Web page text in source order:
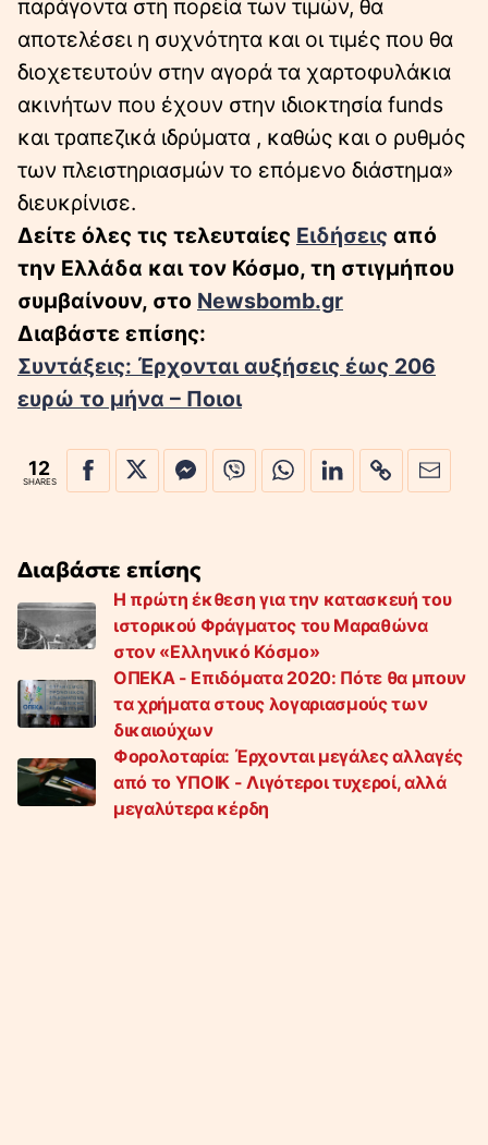
παράγοντα στη πορεία των τιμών, θα
αποτελέσει η συχνότητα και οι τιμές που θα
διοχετευτούν στην αγορά τα χαρτοφυλάκια
ακινήτων που έχουν στην ιδιοκτησία funds
και τραπεζικά ιδρύματα , καθώς και ο ρυθμός
των πλειστηριασμών το επόμενο διάστημα»
διευκρίνισε.
Δείτε όλες τις τελευταίες Ειδήσεις από
την Ελλάδα και τον Κόσμο, τη στιγμήπου
συμβαίνουν, στο Newsbomb.gr
Διαβάστε επίσης:
Συντάξεις: Έρχονται αυξήσεις έως 206
ευρώ το μήνα – Ποιοι
12
SHARES
Διαβάστε επίσης
Η πρώτη έκθεση για την κατασκευή του
ιστορικού Φράγματος του Μαραθώνα
στον «Ελληνικό Κόσμο»
ΟΠΕΚΑ - Επιδόματα 2020: Πότε θα μπουν
τα χρήματα στους λογαριασμούς των
δικαιούχων
Φορολοταρία: Έρχονται μεγάλες αλλαγές
από το ΥΠΟΙΚ - Λιγότεροι τυχεροί, αλλά
μεγαλύτερα κέρδη